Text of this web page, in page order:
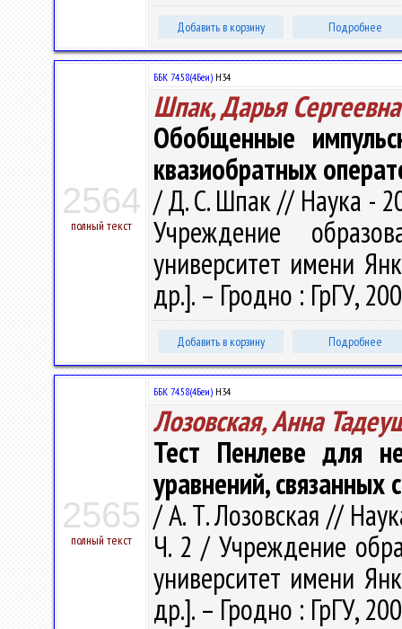
Добавить в корзину Подробнее
2564
полный текст
ББК 74.58(4Беи) Н34
Шпак, Дарья Сергеевна
Обобщенные
квазиобратных
/ Д. С. Шпак // Наука -
Учреждение
университет имени
др.]. – Гродно : ГрГУ,
Добавить в корзину Подробнее
2565
полный текст
ББК 74.58(4Беи) Н34
Лозовская, Анна
Тест Пенлеве для
уравнений, связанных
/ А. Т. Лозовская //
Ч. 2 / Учреждение
университет имени
др.]. – Гродно : ГрГУ,